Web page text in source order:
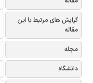
گرایش های مرتبط با این
مقاله
مجله
دانشگاه